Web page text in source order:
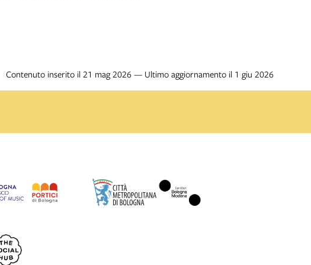
Contenuto inserito il 21 mag 2026 — Ultimo aggiornamento il 1 giu 2026